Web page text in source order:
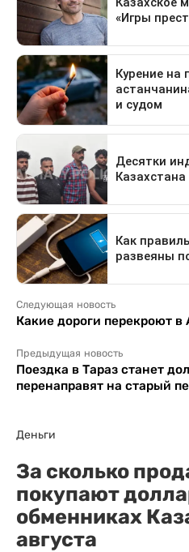
Следующая новость
Какие дороги перекроют в
Предыдущая новость
Поездка в Тараз станет
перенаправят на старый
Деньги
За сколько
покупают
обменниках
августа